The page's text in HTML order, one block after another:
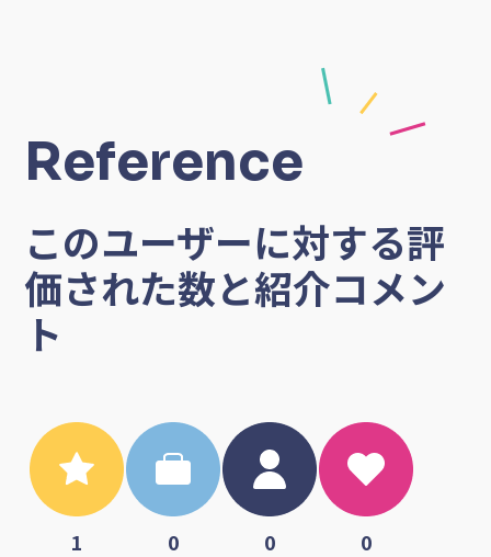
Reference
このユーザーに対する評
価された数と紹介コメン
ト
1 0 0 0